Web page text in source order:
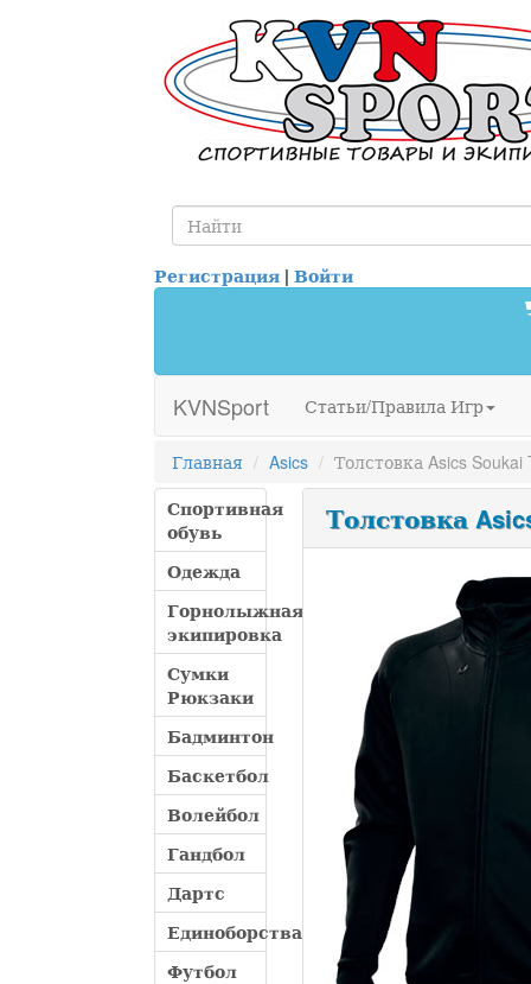
Регистрация | Войти
KVNSport Статьи/Правила Игр
Главная Asics
Толстовка Asics Soukai
Спортивная
обувь
Одежда
Горнолыжная
экипировка
Сумки
Рюкзаки
Бадминтон
Баскетбол
Волейбол
Гандбол
Дартс
Единоборства
Футбол
Толстовка